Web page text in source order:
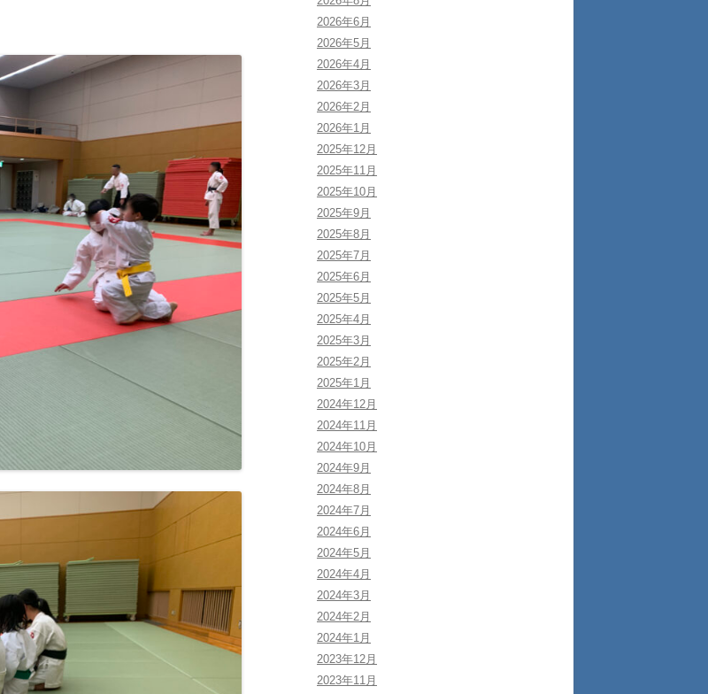
2026年6月
2026年5月
2026年4月
2026年3月
2026年2月
2026年1月
2025年12月
2025年11月
2025年10月
2025年9月
2025年8月
2025年7月
2025年6月
2025年5月
2025年4月
2025年3月
2025年2月
2025年1月
2024年12月
2024年11月
2024年10月
2024年9月
2024年8月
2024年7月
2024年6月
2024年5月
2024年4月
2024年3月
2024年2月
2024年1月
2023年12月
2023年11月